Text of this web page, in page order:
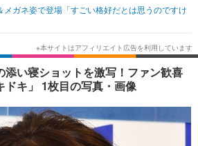
その他
韓国・芸能
スポーツ
その他
グルメ
ショッピング
メガネ姿で登場「すごい格好だとは思うのですけ
添い寝ショットを激写！ファン歓喜
ドキ」 1枚目の写真・画像